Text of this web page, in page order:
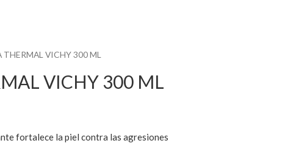
THERMAL VICHY 300 ML
VICHY 300 ML
fortalece la piel contra las agresiones